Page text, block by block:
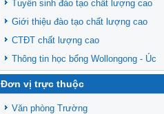
Tuyển sinh đào tạo chất lượng cao
Giới thiệu đào tạo chất lượng cao
CTĐT chất lượng cao
Thông tin học bổng Wollongong - Úc
Đơn vị trực thuộc
Văn phòng Trường